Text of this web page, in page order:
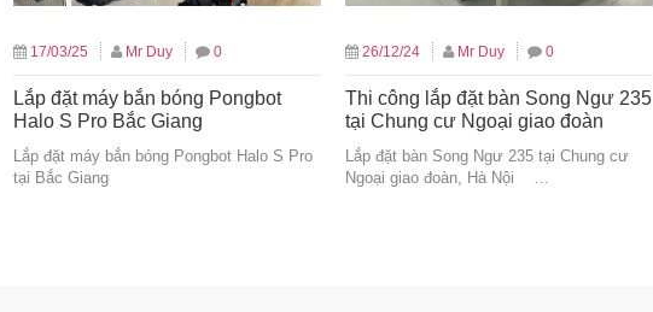
17/03/25 Mr Duy 0
Lắp đặt máy bắn bóng Pongbot
Halo S Pro Bắc Giang
Lắp đặt máy bắn bóng Pongbot Halo S Pro
tại Bắc Giang
26/12/24 Mr Duy 0
Thi công lắp đặt bàn Song Ngư 235
tại Chung cư Ngoại giao đoàn
Lắp đặt bàn Song Ngư 235 tại Chung cư
Ngoại giao đoàn, Hà Nội …